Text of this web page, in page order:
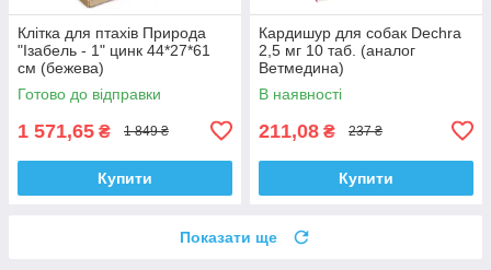
Клітка для птахів Природа
"Ізабель - 1" цинк 44*27*61
см (бежева)
Готово до відправки
1 571,65 ₴ 1 849 ₴
Купити
Кардишур для собак Dechra
2,5 мг 10 таб. (аналог
Ветмедина)
В наявності
211,08 ₴ 237 ₴
Купити
Показати ще